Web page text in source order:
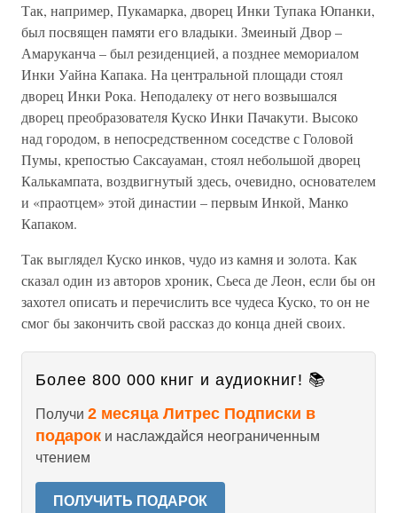
Так, например, Пукамарка, дворец Инки Тупака Юпанки,
был посвящен памяти его владыки. Змеиный Двор –
Амаруканча – был резиденцией, а позднее мемориалом
Инки Уайна Капака. На центральной площади стоял
дворец Инки Рока. Неподалеку от него возвышался
дворец преобразователя Куско Инки Пачакути. Высоко
над городом, в непосредственном соседстве с Головой
Пумы, крепостью Саксауаман, стоял небольшой дворец
Калькампата, воздвигнутый здесь, очевидно, основателем
и «праотцем» этой династии – первым Инкой, Манко
Капаком.
Так выглядел Куско инков, чудо из камня и золота. Как
сказал один из авторов хроник, Сьеса де Леон, если бы он
захотел описать и перечислить все чудеса Куско, то он не
смог бы закончить свой рассказ до конца дней своих.
Более 800 000 книг и аудиокниг! 📚
Получи 2 месяца Литрес Подписки в
подарок и наслаждайся неограниченным
чтением
ПОЛУЧИТЬ ПОДАРОК